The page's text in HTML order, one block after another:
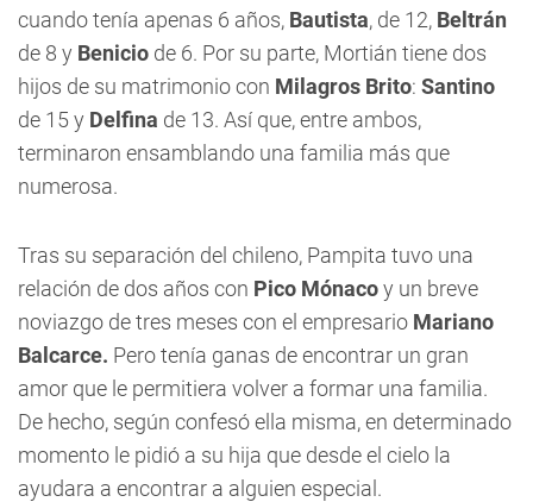
cuando tenía apenas 6 años, Bautista, de 12, Beltrán
de 8 y Benicio de 6. Por su parte, Mortián tiene dos
hijos de su matrimonio con Milagros Brito: Santino
de 15 y Delfina de 13. Así que, entre ambos,
terminaron ensamblando una familia más que
numerosa.
Tras su separación del chileno, Pampita tuvo una
relación de dos años con Pico Mónacoy un breve
noviazgo de tres meses con el empresario Mariano
Balcarce. Pero tenía ganas de encontrar un gran
amor que le permitiera volver a formar una familia.
De hecho, según confesó ella misma, en determinado
momento le pidió a su hija que desde el cielo la
ayudara a encontrar a alguien especial.